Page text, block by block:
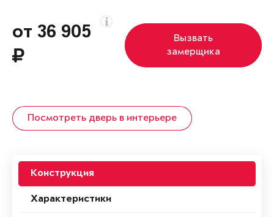
от 36 905
Вызвать
замерщика
Посмотреть дверь в интерьере
Конструкция
Характеристики